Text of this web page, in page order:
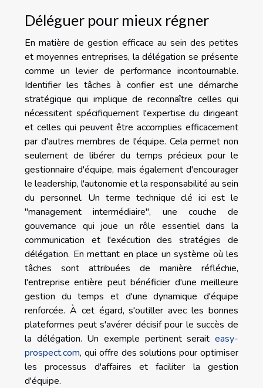
Déléguer pour mieux régner
En matière de gestion efficace au sein des petites
et moyennes entreprises, la délégation se présente
comme un levier de performance incontournable.
Identifier les tâches à confier est une démarche
stratégique qui implique de reconnaître celles qui
nécessitent spécifiquement l'expertise du dirigeant
et celles qui peuvent être accomplies efficacement
par d'autres membres de l'équipe. Cela permet non
seulement de libérer du temps précieux pour le
gestionnaire d'équipe, mais également d'encourager
le leadership, l'autonomie et la responsabilité au sein
du personnel. Un terme technique clé ici est le
"management intermédiaire", une couche de
gouvernance qui joue un rôle essentiel dans la
communication et l'exécution des stratégies de
délégation. En mettant en place un système où les
tâches sont attribuées de manière réfléchie,
l'entreprise entière peut bénéficier d'une meilleure
gestion du temps et d'une dynamique d'équipe
renforcée. À cet égard, s'outiller avec les bonnes
plateformes peut s'avérer décisif pour le succès de
la délégation. Un exemple pertinent serait easy-
prospect.com, qui offre des solutions pour optimiser
les processus d'affaires et faciliter la gestion
d'équipe.